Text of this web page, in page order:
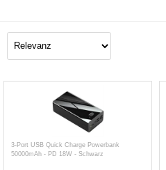
3-Port USB Quick Charge Powerbank
50000mAh - PD 18W - Schwarz